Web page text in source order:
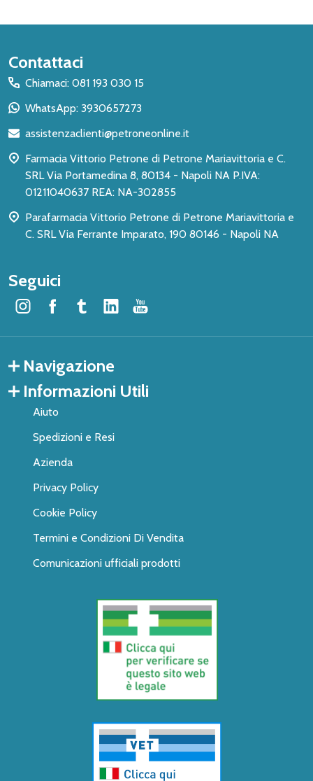
Inizio
del
piè
pagina
Contattaci
Chiamaci: 081 193 030 15
WhatsApp: 3930657273
assistenzaclienti@petroneonline.it
Farmacia Vittorio Petrone di Petrone Mariavittoria e C.
SRL Via Portamedina 8, 80134 - Napoli NA P.IVA:
01211040637 REA: NA-302855
Parafarmacia Vittorio Petrone di Petrone Mariavittoria e
C. SRL Via Ferrante Imparato, 190 80146 - Napoli NA
Seguici
Navigazione
Informazioni Utili
Aiuto
Spedizioni e Resi
Azienda
Privacy Policy
Cookie Policy
Termini e Condizioni Di Vendita
Comunicazioni ufficiali prodotti